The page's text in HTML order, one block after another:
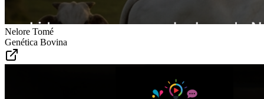
Nelore Tomé
Genética Bovina